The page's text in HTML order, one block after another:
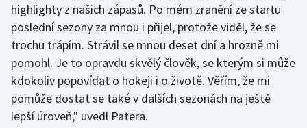
Volejbal
highlighty z našich zápasů. Po mém zranění ze startu
poslední sezony za mnou i přijel, protože viděl, že se
trochu trápím. Strávil se mnou deset dní a hrozně mi
pomohl. Je to opravdu skvělý člověk, se kterým si může
kdokoliv popovídat o hokeji i o životě. Věřím, že mi
pomůže dostat se také v dalších sezonách na ještě
lepší úroveň," uvedl Patera.